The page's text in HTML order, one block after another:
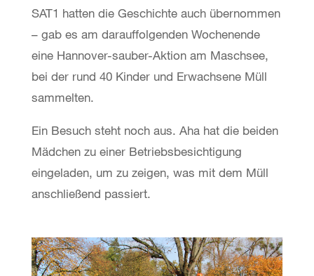
SAT1 hatten die Geschichte auch übernommen
– gab es am darauffolgenden Wochenende
eine Hannover-sauber-Aktion am Maschsee,
bei der rund 40 Kinder und Erwachsene Müll
sammelten.
Ein Besuch steht noch aus. Aha hat die beiden
Mädchen zu einer Betriebsbesichtigung
eingeladen, um zu zeigen, was mit dem Müll
anschließend passiert.